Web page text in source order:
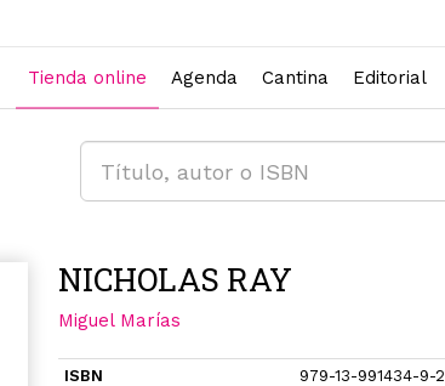
Tienda online Agenda Cantina Editorial
NICHOLAS RAY
Miguel Marías
ISBN
979-13-991434-9-2